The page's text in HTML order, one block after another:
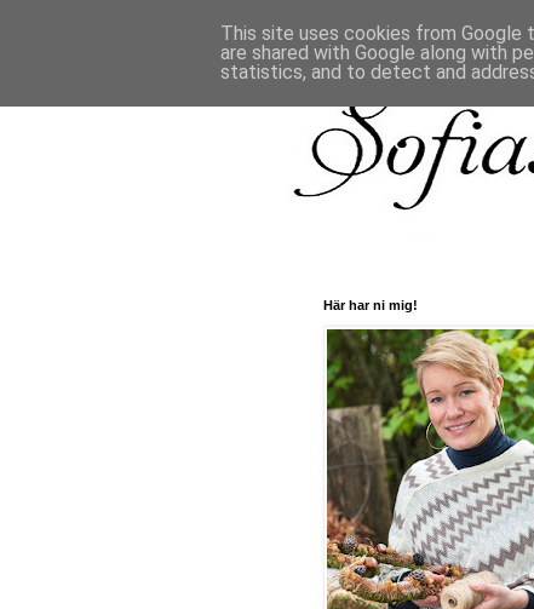
Här har ni mig!
This site uses cookies from Google
are shared with Google along with
statistics, and to detect and